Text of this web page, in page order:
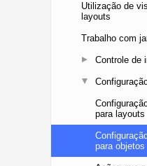
Utilização de
layouts
Trabalho com
Controle de
para layouts
para objetos